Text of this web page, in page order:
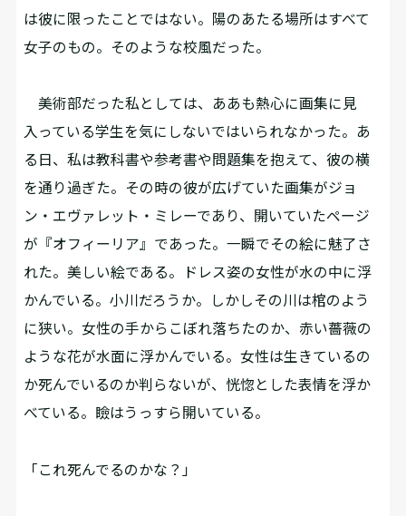
は彼に限ったことではない。陽のあたる場所はすべて
女子のもの。そのような校風だった。
美術部だった私としては、ああも熱心に画集に見
入っている学生を気にしないではいられなかった。あ
る日、私は教科書や参考書や問題集を抱えて、彼の横
を通り過ぎた。その時の彼が広げていた画集がジョ
ン・エヴァレット・ミレーであり、開いていたページ
が『オフィーリア』であった。一瞬でその絵に魅了さ
れた。美しい絵である。ドレス姿の女性が水の中に浮
かんでいる。小川だろうか。しかしその川は棺のよう
に狭い。女性の手からこぼれ落ちたのか、赤い薔薇の
ような花が水面に浮かんでいる。女性は生きているの
か死んでいるのか判らないが、恍惚とした表情を浮か
べている。瞼はうっすら開いている。
「これ死んでるのかな？」